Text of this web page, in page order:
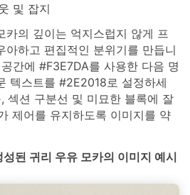
및 잡지
카의 깊이는 억지스럽지 않게 프
아하고 편집적인 분위기를 만듭니
간에 #F3E7DA를 사용한 다음 명
텍스트를 #2E2018로 설정하세
섹션 구분선 및 미묘한 블록에 잘
제어를 유지하도록 이미지를 약
된 귀리 우유 모카의 이미지 예시